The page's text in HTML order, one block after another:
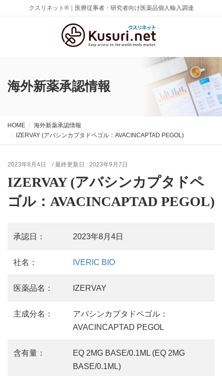
クスリネット®｜医療従事者・研究者向け医薬品個人輸入調達
海外新薬承認情報
HOME
海外新薬承認情報
IZERVAY (アバシンカプタドペゴル：AVACINCAPTAD PEGOL)
2023年8月4日 / 最終更新日 : 2023年9月7日
IZERVAY (アバシンカプタドペ
ゴル：AVACINCAPTAD PEGOL)
承認日： 2023年8月4日
社名： IVERIC BIO
医薬品名： IZERVAY
主成分名：
アバシンカプタドペゴル：
AVACINCAPTAD PEGOL
含有量：
EQ 2MG BASE/0.1ML (EQ 2MG
BASE/0.1ML)